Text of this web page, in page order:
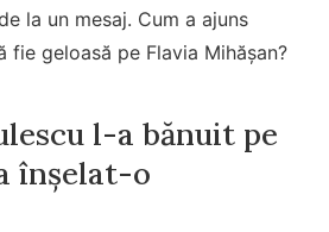
la un mesaj. Cum a ajuns
fie geloasă pe Flavia Mihășan?
l-a bănuit pe
înșelat-o